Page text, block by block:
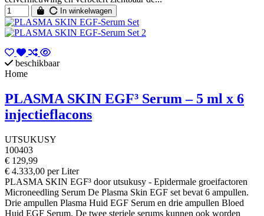
In winkelwagen
beschikbaar
Home
PLASMA SKIN EGF³ Serum – 5 ml x 6
injectieflacons
UTSUKUSY
100403
€ 129,99
€ 4.333,00 per Liter
PLASMA SKIN EGF³ door utsukusy - Epidermale groeifactoren
Microneedling Serum De Plasma Skin EGF set bevat 6 ampullen.
Drie ampullen Plasma Huid EGF Serum en drie ampullen Bloed
Huid EGF Serum. De twee steriele serums kunnen ook worden